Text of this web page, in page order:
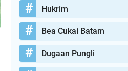
Hukrim
Bea Cukai Batam
Dugaan Pungli